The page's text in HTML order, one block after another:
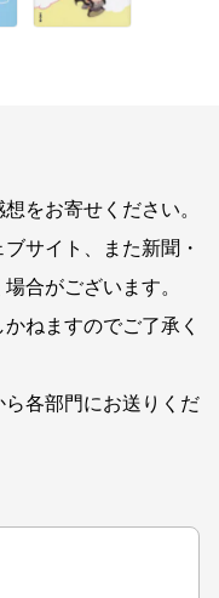
をお寄せください。
サイト、また新聞・
合がございます。
ねますのでご了承く
ら各部門にお送りくだ